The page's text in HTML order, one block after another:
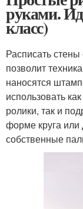
руками.
класс)
Расписать
позволит
наносятся
использовать
ролики, так и
форме круга или
собственные